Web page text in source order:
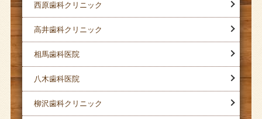
西原歯科クリニック
高井歯科クリニック
相馬歯科医院
八木歯科医院
柳沢歯科クリニック